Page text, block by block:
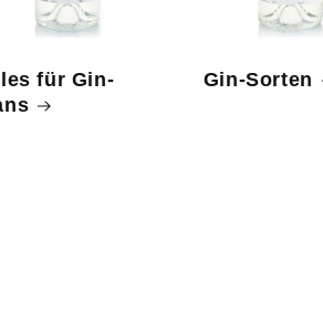
für Gin-
Gin-Sorten